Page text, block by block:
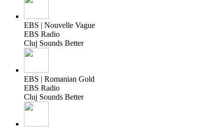
EBS | Nouvelle Vague
EBS Radio
Cluj Sounds Better
EBS | Romanian Gold
EBS Radio
Cluj Sounds Better